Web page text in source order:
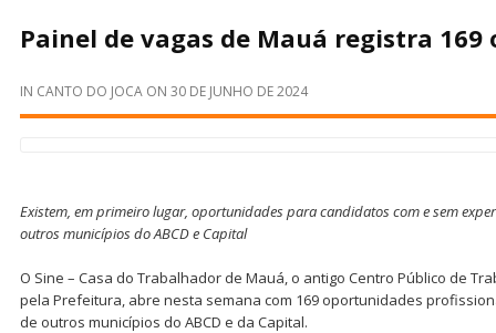
Painel de vagas de Mauá registra
IN CANTO DO JOCA ON 30 DE JUNHO DE 2024
Existem, em primeiro lugar, oportunidades para candidatos com e sem
outros municípios do ABCD e Capital
O Sine – Casa do Trabalhador de Mauá, o antigo Centro Público de
pela Prefeitura, abre nesta semana com 169 oportunidades
de outros municípios do ABCD e da Capital.